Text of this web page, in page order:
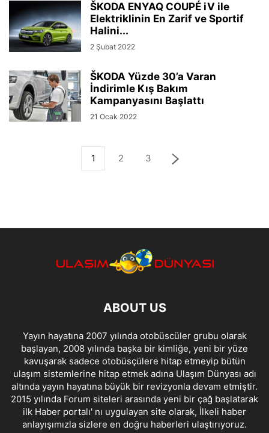
ŠKODA ENYAQ COUPÉ iV ile
Elektriklinin En Zarif ve Sportif
Halini...
2 Şubat 2022
ŠKODA Yüzde 30’a Varan
İndirimle Kış Bakım
Kampanyasını Başlattı
21 Ocak 2022
1 2 3
ABOUT US
Yayın hayatına 2007 yılında otobüscüler grubu olarak
başlayan, 2008 yılında başka bir kimliğe, yeni bir yüze
kavuşarak sadece otobüsçülere hitap etmeyip bütün
ulaşım sistemlerine hitap etmek adına Ulaşım Dünyası adı
altında yayın hayatına büyük bir revizyonla devam etmiştir.
2015 yılında Forum siteleri arasında yeni bir çağ başlatarak
ilk Haber portalı' nı uygulayan site olarak, İlkeli haber
anlayışımızla sizlere en doğru haberleri ulaştırıyoruz.